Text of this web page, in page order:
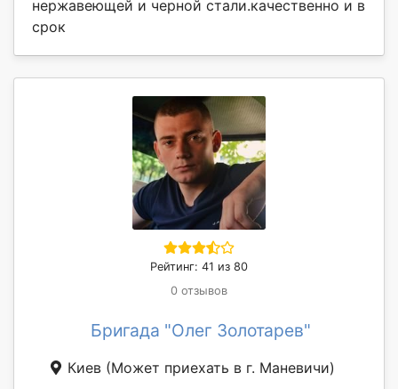
нержавеющей и черной стали.качественно и в
срок
Рейтинг: 41 из 80
0 отзывов
Бригада "Олег Золотарев"
Киев (Может приехать в г. Маневичи)